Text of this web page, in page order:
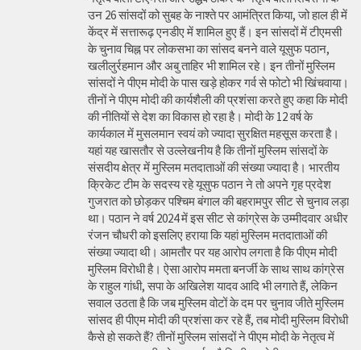
उन 26 सांसदों को सुबह के नाश्ते पर आमंत्रित किया, जो हाल ही में
केंद्र में सत्तारूढ़ एनडीए में शामिल हुए हैं। इन सांसदों में टीएमसी
के चुनाव चिह्न पर लोकसभा का सांसद बनने वाले यूसुफ पठान,
खलीलुर्रहमान और अबु ताहिर भी शामिल रहे। इन तीनों मुस्लिम
सांसदों ने पीएम मोदी के पास खड़े होकर गर्व से फोटो भी खिंचवाया।
तीनों ने पीएम मोदी की कार्यशैली की प्रशंसा करते हुए कहा कि मोदी
की नीतियों से देश का विकास हो रहा है। मोदी के 12 वर्ष के
कार्यकाल में मुसलमान स्वयं को ज्यादा सुरक्षित महसूस करता है।
यहां यह खासतौर से उल्लेखनीय है कि तीनों मुस्लिम सांसदों के
संसदीय क्षेत्र में मुस्लिम मतदाताओं की संख्या ज्यादा है। भारतीय
क्रिकेट टीम के सदस्य रहे यूसुफ पठान ने तो अपने गृह प्रदेश
गुजरात को छोड़कर पश्चिम बंगाल की बहरामपुर सीट से चुनाव लड़ा
था। पठान ने वर्ष 2024 में इस सीट से कांग्रेस के उम्मीदवार अधीर
रंजन चौधरी को इसलिए हराया कि यहां मुस्लिम मतदाताओं की
संख्या ज्यादा थी। आमतौर पर यह आरोप लगता है कि पीएम मोदी
मुस्लिम विरोधी है। ऐसा आरोप ममता बनर्जी के साथ साथ कांग्रेस
के राहुल गांधी, सपा के अखिलेश यादव आदि भी लगाते हैं, लेकिन
सवाल उठता है कि जब मुस्लिम वोटों के दम पर चुनाव जीते मुस्लिम
सांसद ही पीएम मोदी की प्रशंसा कर रहे हैं, तब मोदी मुस्लिम विरोधी
कैसे हो सकते हैं? तीनों मुस्लिम सांसदों ने पीएम मोदी के नेतृत्व में